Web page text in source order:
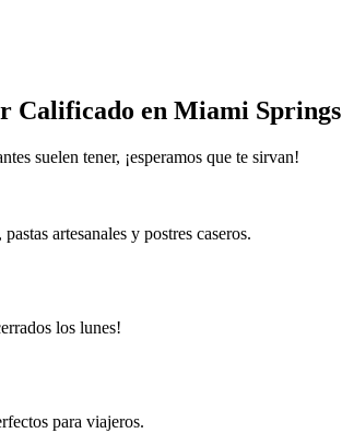
Calificado en Miami Springs
suelen tener, ¡esperamos que te sirvan!
artesanales y postres caseros.
los lunes!
para viajeros.